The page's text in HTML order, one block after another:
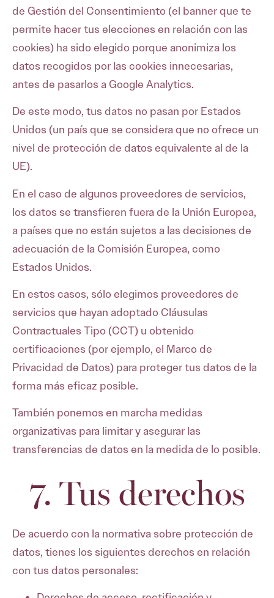
de Gestión del Consentimiento (el banner que te
permite hacer tus elecciones en relación con las
cookies) ha sido elegido porque anonimiza los
datos recogidos por las cookies innecesarias,
antes de pasarlos a Google Analytics.
De este modo, tus datos no pasan por Estados
Unidos (un país que se considera que no ofrece un
nivel de protección de datos equivalente al de la
UE).
En el caso de algunos proveedores de servicios,
los datos se transfieren fuera de la Unión Europea,
a países que no están sujetos a las decisiones de
adecuación de la Comisión Europea, como
Estados Unidos.
En estos casos, sólo elegimos proveedores de
servicios que hayan adoptado Cláusulas
Contractuales Tipo (CCT) u obtenido
certificaciones (por ejemplo, el Marco de
Privacidad de Datos) para proteger tus datos de la
forma más eficaz posible.
También ponemos en marcha medidas
organizativas para limitar y asegurar las
transferencias de datos en la medida de lo posible.
7. Tus derechos
De acuerdo con la normativa sobre protección de
datos, tienes los siguientes derechos en relación
con tus datos personales: